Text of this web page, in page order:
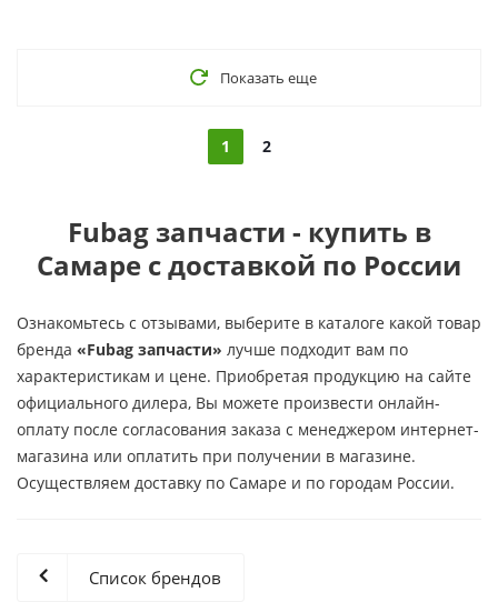
Показать еще
1 2
Fubag запчасти - купить в
Самаре с доставкой по России
Ознакомьтесь с отзывами, выберите в каталоге какой товар
бренда «Fubag запчасти» лучше подходит вам по
характеристикам и цене. Приобретая продукцию на сайте
официального дилера, Вы можете произвести онлайн-
оплату после согласования заказа с менеджером интернет-
магазина или оплатить при получении в магазине.
Осуществляем доставку по Самаре и по городам России.
Список брендов